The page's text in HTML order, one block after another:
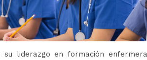
su liderazgo en formación